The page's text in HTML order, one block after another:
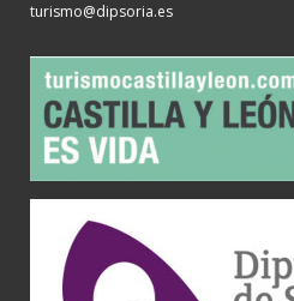
turismo@dipsoria.es